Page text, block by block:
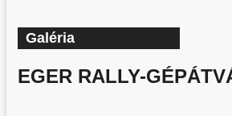
Galéria
EGER RALLY-